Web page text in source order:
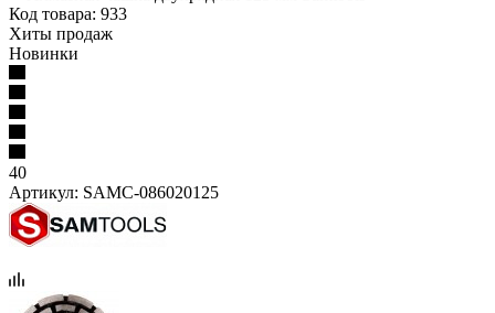
Код товара: 933
Хиты продаж
Новинки
40
Артикул: SAMC-086020125